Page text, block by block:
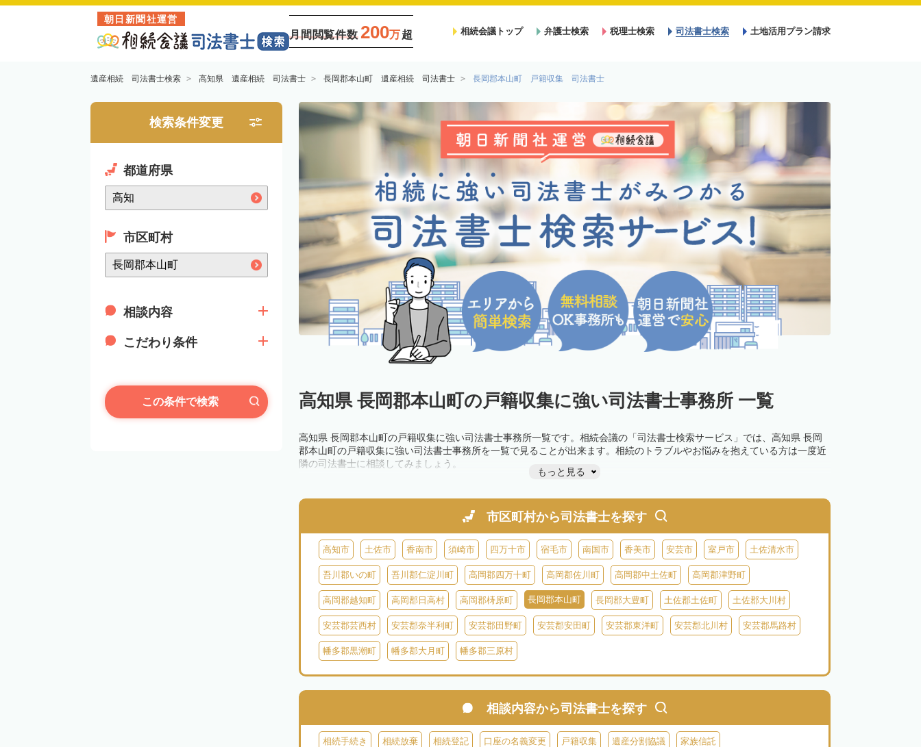
朝日新聞社運営
月間閲覧件数 200万超 相続会議トップ 弁護士検索 税理士検索 司法書士検索 土地活用プラン請求
遺産相続 司法書士検索 高知県 遺産相続 司法書士 長岡郡本山町 遺産相続 司法書士 長岡郡本山町 戸籍収集 司法書士
検索条件変更
都道府県
市区町村
相談内容
こだわり条件
この条件で検索 高知県 長岡郡本山町の戸籍収集に強い司法書士事務所 一覧
高知県 長岡郡本山町の戸籍収集に強い司法書士事務所一覧です。相続会議の「司法書士検索サービス」では、高知県 長岡
郡本山町の戸籍収集に強い司法書士事務所を一覧で見ることが出来ます。相続のトラブルやお悩みを抱えている方は一度近
隣の司法書士に相談してみましょう。
もっと見る
市区町村から司法書士を探す
高知市 土佐市 香南市 須崎市 四万十市 宿毛市 南国市 香美市 安芸市 室戸市 土佐清水市
吾川郡いの町 吾川郡仁淀川町 高岡郡四万十町 高岡郡佐川町 高岡郡中土佐町 高岡郡津野町
高岡郡越知町 高岡郡日高村 高岡郡梼原町 長岡郡本山町 長岡郡大豊町 土佐郡土佐町 土佐郡大川村
安芸郡芸西村 安芸郡奈半利町 安芸郡田野町 安芸郡安田町 安芸郡東洋町 安芸郡北川村 安芸郡馬路村
幡多郡黒潮町 幡多郡大月町 幡多郡三原村
相談内容から司法書士を探す
相続手続き 相続放棄 相続登記 口座の名義変更 戸籍収集 遺産分割協議 家族信託